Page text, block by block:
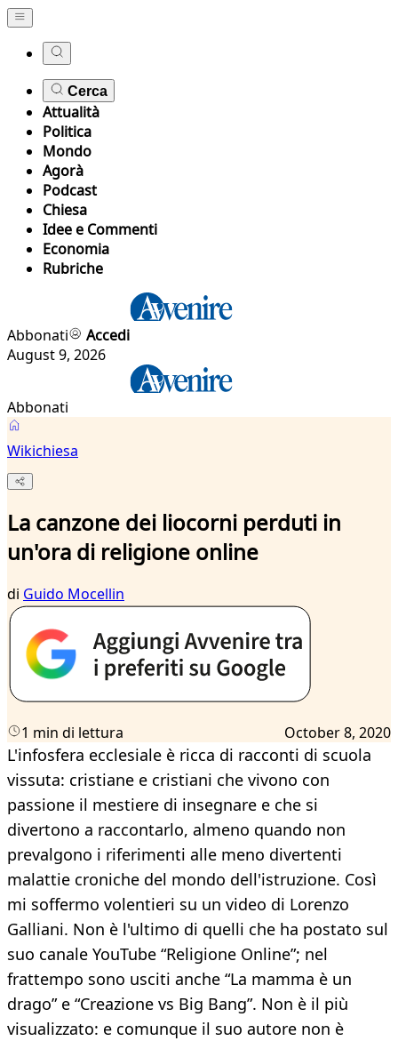
Cerca
Attualità
Politica
Mondo
Agorà
Podcast
Chiesa
Idee e Commenti
Economia
Rubriche
Abbonati
Accedi
August 9, 2026
Abbonati
Wikichiesa
La canzone dei liocorni perduti in
un'ora di religione online
di Guido Mocellin
1 min di lettura October 8, 2020
L'infosfera ecclesiale è ricca di racconti di scuola
vissuta: cristiane e cristiani che vivono con
passione il mestiere di insegnare e che si
divertono a raccontarlo, almeno quando non
prevalgono i riferimenti alle meno divertenti
malattie croniche del mondo dell'istruzione. Così
mi soffermo volentieri su un video di Lorenzo
Galliani. Non è l'ultimo di quelli che ha postato sul
suo canale YouTube “Religione Online”; nel
frattempo sono usciti anche “La mamma è un
drago” e “Creazione vs Big Bang”. Non è il più
visualizzato: e comunque il suo autore non è